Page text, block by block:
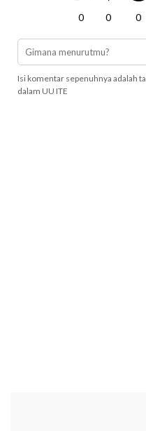
0 0 0
Isi komentar sepenuhnya adalah
dalam UU ITE